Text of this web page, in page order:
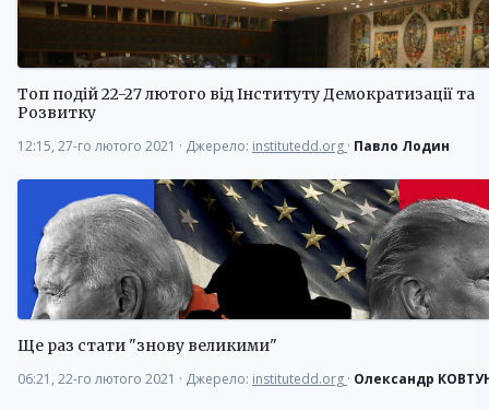
Топ подій 22-27 лютого від Інституту Демократизації та
Розвитку
12:15, 27-го лютого 2021 · Джерело: institutedd.org · Павло Лодин
Ще раз стати "знову великими"
06:21, 22-го лютого 2021 · Джерело: institutedd.org · Олександр